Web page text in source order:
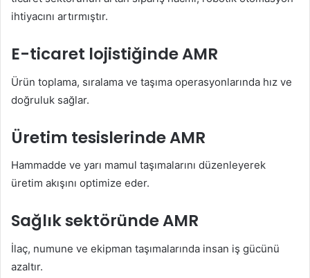
ihtiyacını artırmıştır.
E-ticaret lojistiğinde AMR
Ürün toplama, sıralama ve taşıma operasyonlarında hız ve
doğruluk sağlar.
Üretim tesislerinde AMR
Hammadde ve yarı mamul taşımalarını düzenleyerek
üretim akışını optimize eder.
Sağlık sektöründe AMR
İlaç, numune ve ekipman taşımalarında insan iş gücünü
azaltır.